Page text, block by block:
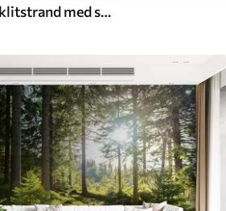
Foto/Panoramisk klitstrand med solnedgang